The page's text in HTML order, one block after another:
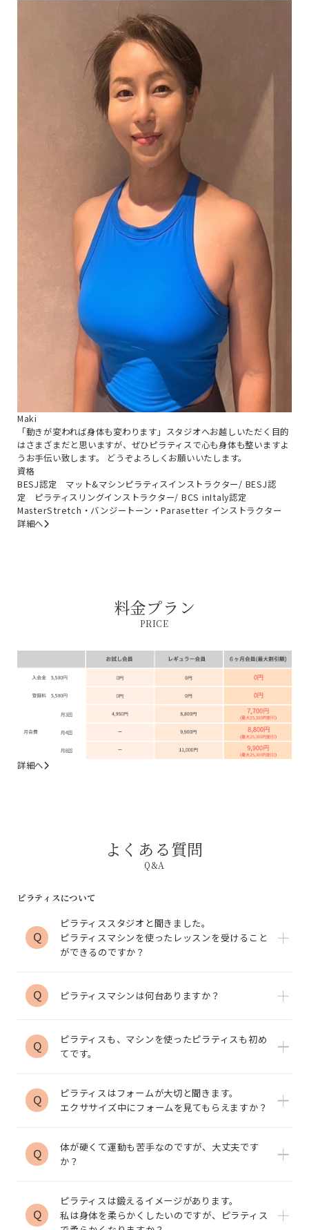
Maki
「動きが変われば身体も変わります」スタジオへお越しいただく目的
はさまざまだと思いますが、ぜひピラティスで心も身体も整いますよ
うお手伝い致します。 どうぞよろしくお願いいたします。
資格
BESJ認定 マット&マシンピラティスインストラクター/ BESJ認
定 ピラティスリングインストラクター/ BCS inItaly認定
MasterStretch・バンジートーン・Parasetter インストラクター
詳細へ
料金プラン
PRICE
詳細へ
よくある質問
Q&A
ピラティスについて
Q
ピラティススタジオと聞きました。
ピラティスマシンを使ったレッスンを受けること
ができるのですか？
Q ピラティスマシンは何台ありますか？
Q
ピラティスも、マシンを使ったピラティスも初め
てです。
Q
ピラティスはフォームが大切と聞きます。
エクササイズ中にフォームを見てもらえますか？
Q
体が硬くて運動も苦手なのですが、大丈夫です
か？
Q
ピラティスは鍛えるイメージがあります。
私は身体を柔らかくしたいのですが、ピラティス